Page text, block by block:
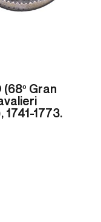
(68º Gran
1773.